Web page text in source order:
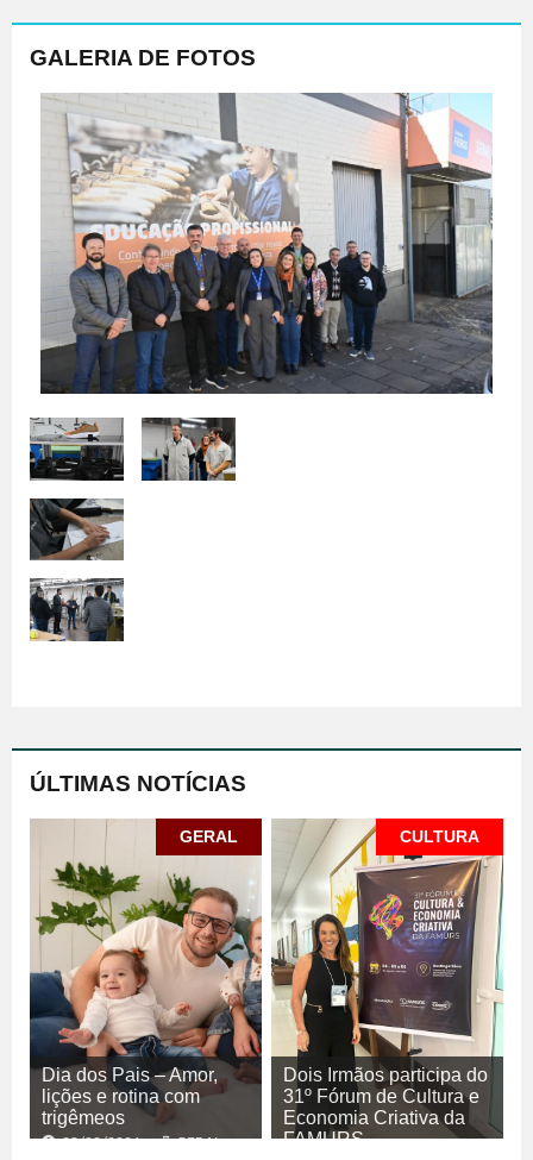
GALERIA DE FOTOS
ÚLTIMAS NOTÍCIAS
GERAL
Dia dos Pais – Amor,
lições e rotina com
trigêmeos
08/08/2026 GERAL
CULTURA
Dois Irmãos participa do
31º Fórum de Cultura e
Economia Criativa da
FAMURS